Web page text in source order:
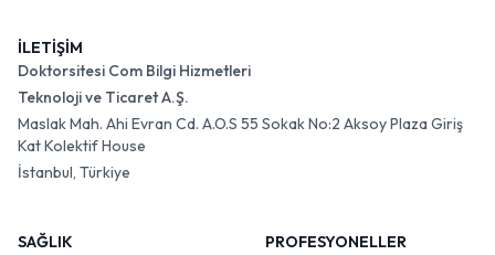
İLETİŞİM
Doktorsitesi Com Bilgi Hizmetleri
Teknoloji ve Ticaret A.Ş.
Maslak Mah. Ahi Evran Cd. A.O.S 55 Sokak No:2 Aksoy Plaza Giriş
Kat Kolektif House
İstanbul, Türkiye
SAĞLIK
PROFESYONELLER